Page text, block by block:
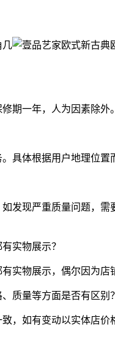
几
期一年，人为因素除外
具体根据用户地理位
发现严重质量问题，
实物展示？
实物展示，偶尔因为
质量等方面是否有区别
，如有变动以实体店价